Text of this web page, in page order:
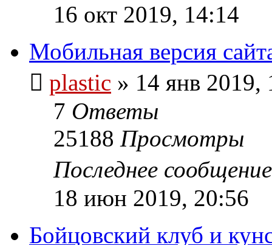
16 окт 2019, 14:14
Мобильная версия
plastic » 14 янв 2019,
7 Ответы
25188 Просмотры
Последнее
18 июн 2019, 20:56
Бойцовский клуб и